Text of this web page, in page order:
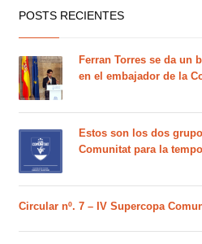
POSTS RECIENTES
Ferran Torres se da un
en el embajador de la
Estos son los dos
Comunitat para la
Circular nº. 7 – IV Supercopa